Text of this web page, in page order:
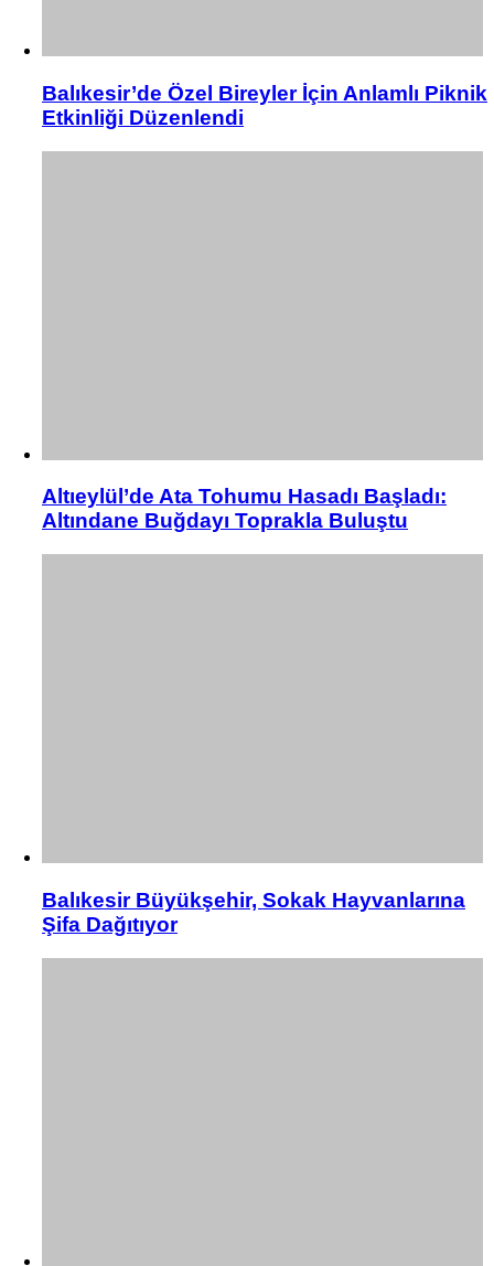
Balıkesir’de Özel Bireyler İçin Anlamlı Piknik
Etkinliği Düzenlendi
Altıeylül’de Ata Tohumu Hasadı Başladı:
Altındane Buğdayı Toprakla Buluştu
Balıkesir Büyükşehir, Sokak Hayvanlarına
Şifa Dağıtıyor